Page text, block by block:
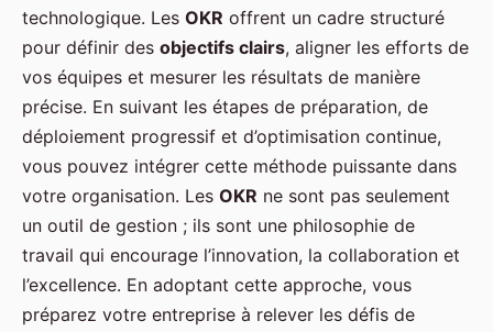
technologique. Les OKR offrent un cadre structuré
pour définir des objectifs clairs, aligner les efforts de
vos équipes et mesurer les résultats de manière
précise. En suivant les étapes de préparation, de
déploiement progressif et d’optimisation continue,
vous pouvez intégrer cette méthode puissante dans
votre organisation. Les OKR ne sont pas seulement
un outil de gestion ; ils sont une philosophie de
travail qui encourage l’innovation, la collaboration et
l’excellence. En adoptant cette approche, vous
préparez votre entreprise à relever les défis de